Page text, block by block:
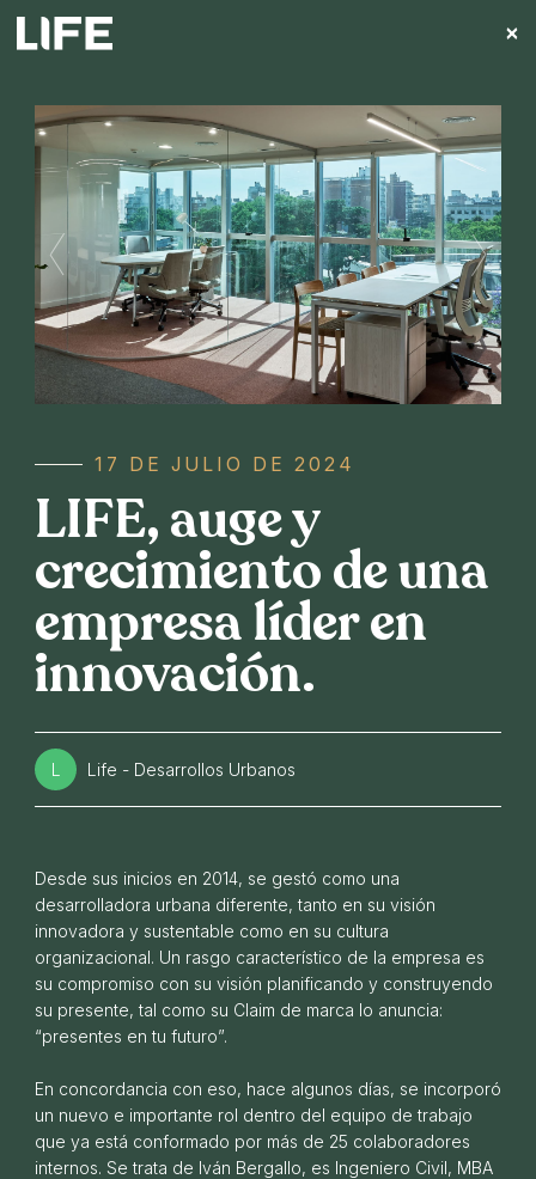
NOVEDADES
Noticias
destacadas
NOVEDADES
06 DE MAYO DE 2026
×
17 DE JULIO DE 2024
LIFE, auge y
crecimiento de una
empresa líder en
innovación.
L Life - Desarrollos Urbanos
Desde sus inicios en 2014, se gestó como una
desarrolladora urbana diferente, tanto en su visión
innovadora y sustentable como en su cultura
organizacional. Un rasgo característico de la empresa es
su compromiso con su visión planificando y construyendo
su presente, tal como su Claim de marca lo anuncia:
“presentes en tu futuro”.
En concordancia con eso, hace algunos días, se incorporó
un nuevo e importante rol dentro del equipo de trabajo
que ya está conformado por más de 25 colaboradores
internos. Se trata de Iván Bergallo, es Ingeniero Civil, MBA